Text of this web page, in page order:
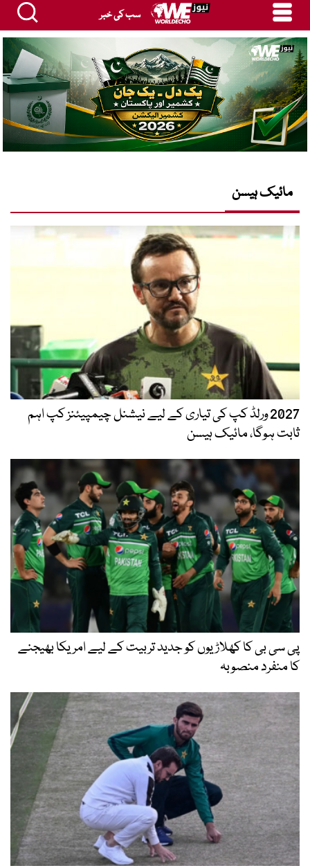
سب کی خبر
مائیک ہیسن
2027 ورلڈ کپ کی تیاری کے لیے نیشنل چیمپیئنز کپ اہم
ثابت ہوگا، مائیک ہیسن
پی سی بی کا کھلاڑیوں کو جدید تربیت کے لیے امریکا بھیجنے
کا منفرد منصوبہ